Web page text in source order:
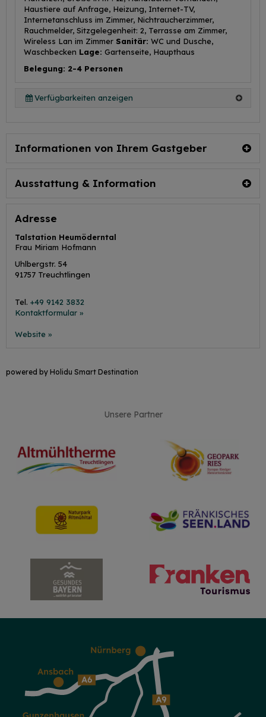
Haustiere auf Anfrage, Heizung, Internet-TV,
Internetanschluss im Zimmer, Nichtraucherzimmer,
Rauchmelder, Sitzgelegenheit: 2, Terrasse am Zimmer,
Wireless Lan im Zimmer Sanitär: WC und Dusche,
Waschbecken Lage: Gartenseite, Haupthaus
Belegung: 2-4 Personen
Verfügbarkeiten anzeigen
Informationen von Ihrem Gastgeber
Ausstattung & Information
Adresse
Talstation Heumöderntal
Frau Miriam Hofmann
Uhlbergstr. 54
91757 Treuchtlingen
Tel. +49 9142 3832
Kontaktformular »
Website »
powered by Holidu Smart Destination
Unsere Partner